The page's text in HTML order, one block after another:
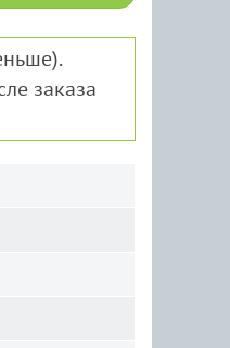
заказа